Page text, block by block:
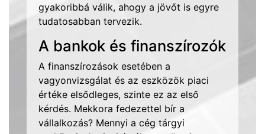
gyakoribbá válik, ahogy a jövőt is egyre
tudatosabban tervezik.
A bankok és finanszírozók
A finanszírozások esetében a
vagyonvizsgálat és az eszközök piaci
értéke elsődleges, szinte ez az első
kérdés. Mekkora fedezettel bír a
vállalkozás? Mennyi a cég tárgyi